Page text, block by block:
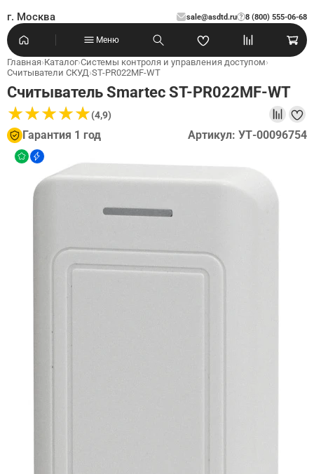
г. Москва sale@asdtd.ru 8 (800) 555-06-68
?
Меню
Главная›Каталог›Системы контроля и управления доступом›
Считыватели СКУД›ST-PR022MF-WT
Считыватель Smartec ST-PR022MF-WT
★★★★★
★★★★★(4,9)
Гарантия 1 год Артикул: УТ-00096754